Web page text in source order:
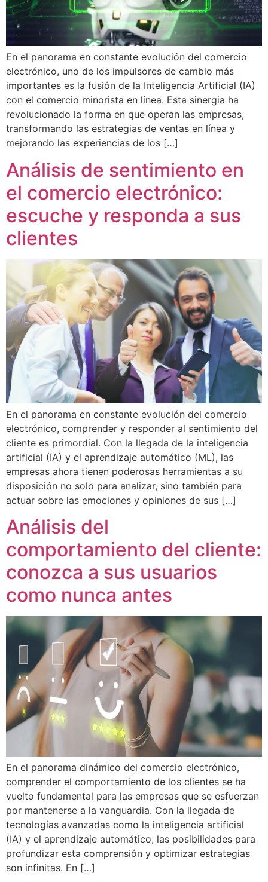
En el panorama en constante evolución del comercio
electrónico, uno de los impulsores de cambio más
importantes es la fusión de la Inteligencia Artificial (IA)
con el comercio minorista en línea. Esta sinergia ha
revolucionado la forma en que operan las empresas,
transformando las estrategias de ventas en línea y
mejorando las experiencias de los […]
Análisis de sentimiento en
el comercio electrónico:
escuche y responda a sus
clientes
En el panorama en constante evolución del comercio
electrónico, comprender y responder al sentimiento del
cliente es primordial. Con la llegada de la inteligencia
artificial (IA) y el aprendizaje automático (ML), las
empresas ahora tienen poderosas herramientas a su
disposición no solo para analizar, sino también para
actuar sobre las emociones y opiniones de sus […]
Análisis del
comportamiento del cliente:
conozca a sus usuarios
como nunca antes
En el panorama dinámico del comercio electrónico,
comprender el comportamiento de los clientes se ha
vuelto fundamental para las empresas que se esfuerzan
por mantenerse a la vanguardia. Con la llegada de
tecnologías avanzadas como la inteligencia artificial
(IA) y el aprendizaje automático, las posibilidades para
profundizar esta comprensión y optimizar estrategias
son infinitas. En […]